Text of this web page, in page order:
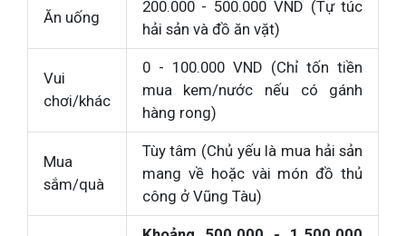
Ăn uống
200.000 - 500.000 VND (Tự túc
hải sản và đồ ăn vặt)
Vui
chơi/khác
0 - 100.000 VND (Chỉ tốn tiền
mua kem/nước nếu có gánh
hàng rong)
Mua
sắm/quà
Tùy tâm (Chủ yếu là mua hải sản
mang về hoặc vài món đồ thủ
công ở Vũng Tàu)